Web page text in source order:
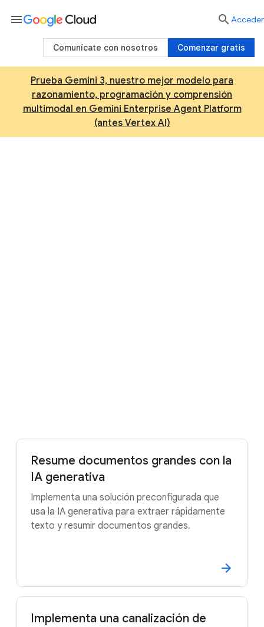
Prueba Gemini 3, nuestro mejor modelo para
razonamiento, programación y comprensión
multimodal en Gemini Enterprise Agent Platform
(antes Vertex AI)
Resume documentos grandes con la
IA generativa
Implementa una solución preconfigurada que
usa la IA generativa para extraer rápidamente
texto y resumir documentos grandes.
Implementa una canalización de
menu  Acceder
Comenzar gratis
Comunícate con nosotros